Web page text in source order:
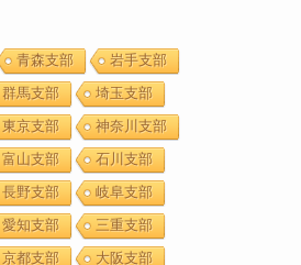
青森支部
岩手支部
群馬支部
埼玉支部
東京支部
神奈川支部
富山支部
石川支部
長野支部
岐阜支部
愛知支部
三重支部
京都支部 大阪支部